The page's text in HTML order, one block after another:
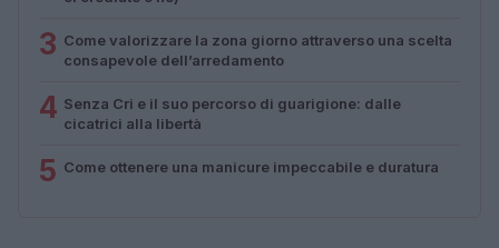
3 Come valorizzare la zona giorno attraverso una scelta
consapevole dell’arredamento
4 Senza Cri e il suo percorso di guarigione: dalle
cicatrici alla libertà
5 Come ottenere una manicure impeccabile e duratura